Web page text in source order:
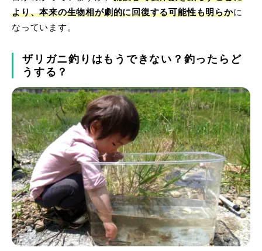
より、本来の生物相が劇的に回復する可能性も明らかに
なっています。
ザリガニ釣りはもうできない？釣ったらど
うする？